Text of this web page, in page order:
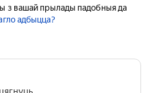
з вашай прылады падобныя да
адбыцца?